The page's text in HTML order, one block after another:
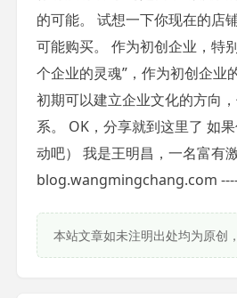
的可能。 试想一下你现在的店
可能购买。 作为初创企业，特
个企业的灵魂”，作为初创企业
初期可以建立企业文化的方向
系。 OK，分享就到这里了 如
动吧） 我是王明昌，一名富有
blog.wangmingchang.com
本站文章如未注明出处均为原创